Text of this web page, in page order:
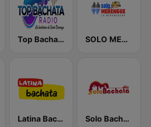
Top Bachata Radio SOLO MERENGUE
Latina Bachata Solo Bachata